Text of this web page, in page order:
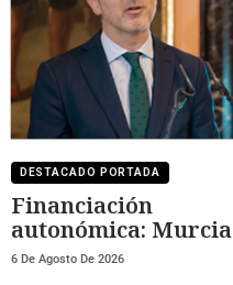
DESTACADO PORTADA
Financiación
autonómica: Murcia
sigue a la cola y
6 De Agosto De 2026